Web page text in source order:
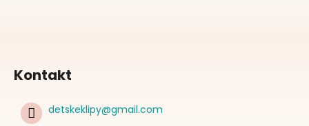
Kontakt
detskeklipy@gmail.com